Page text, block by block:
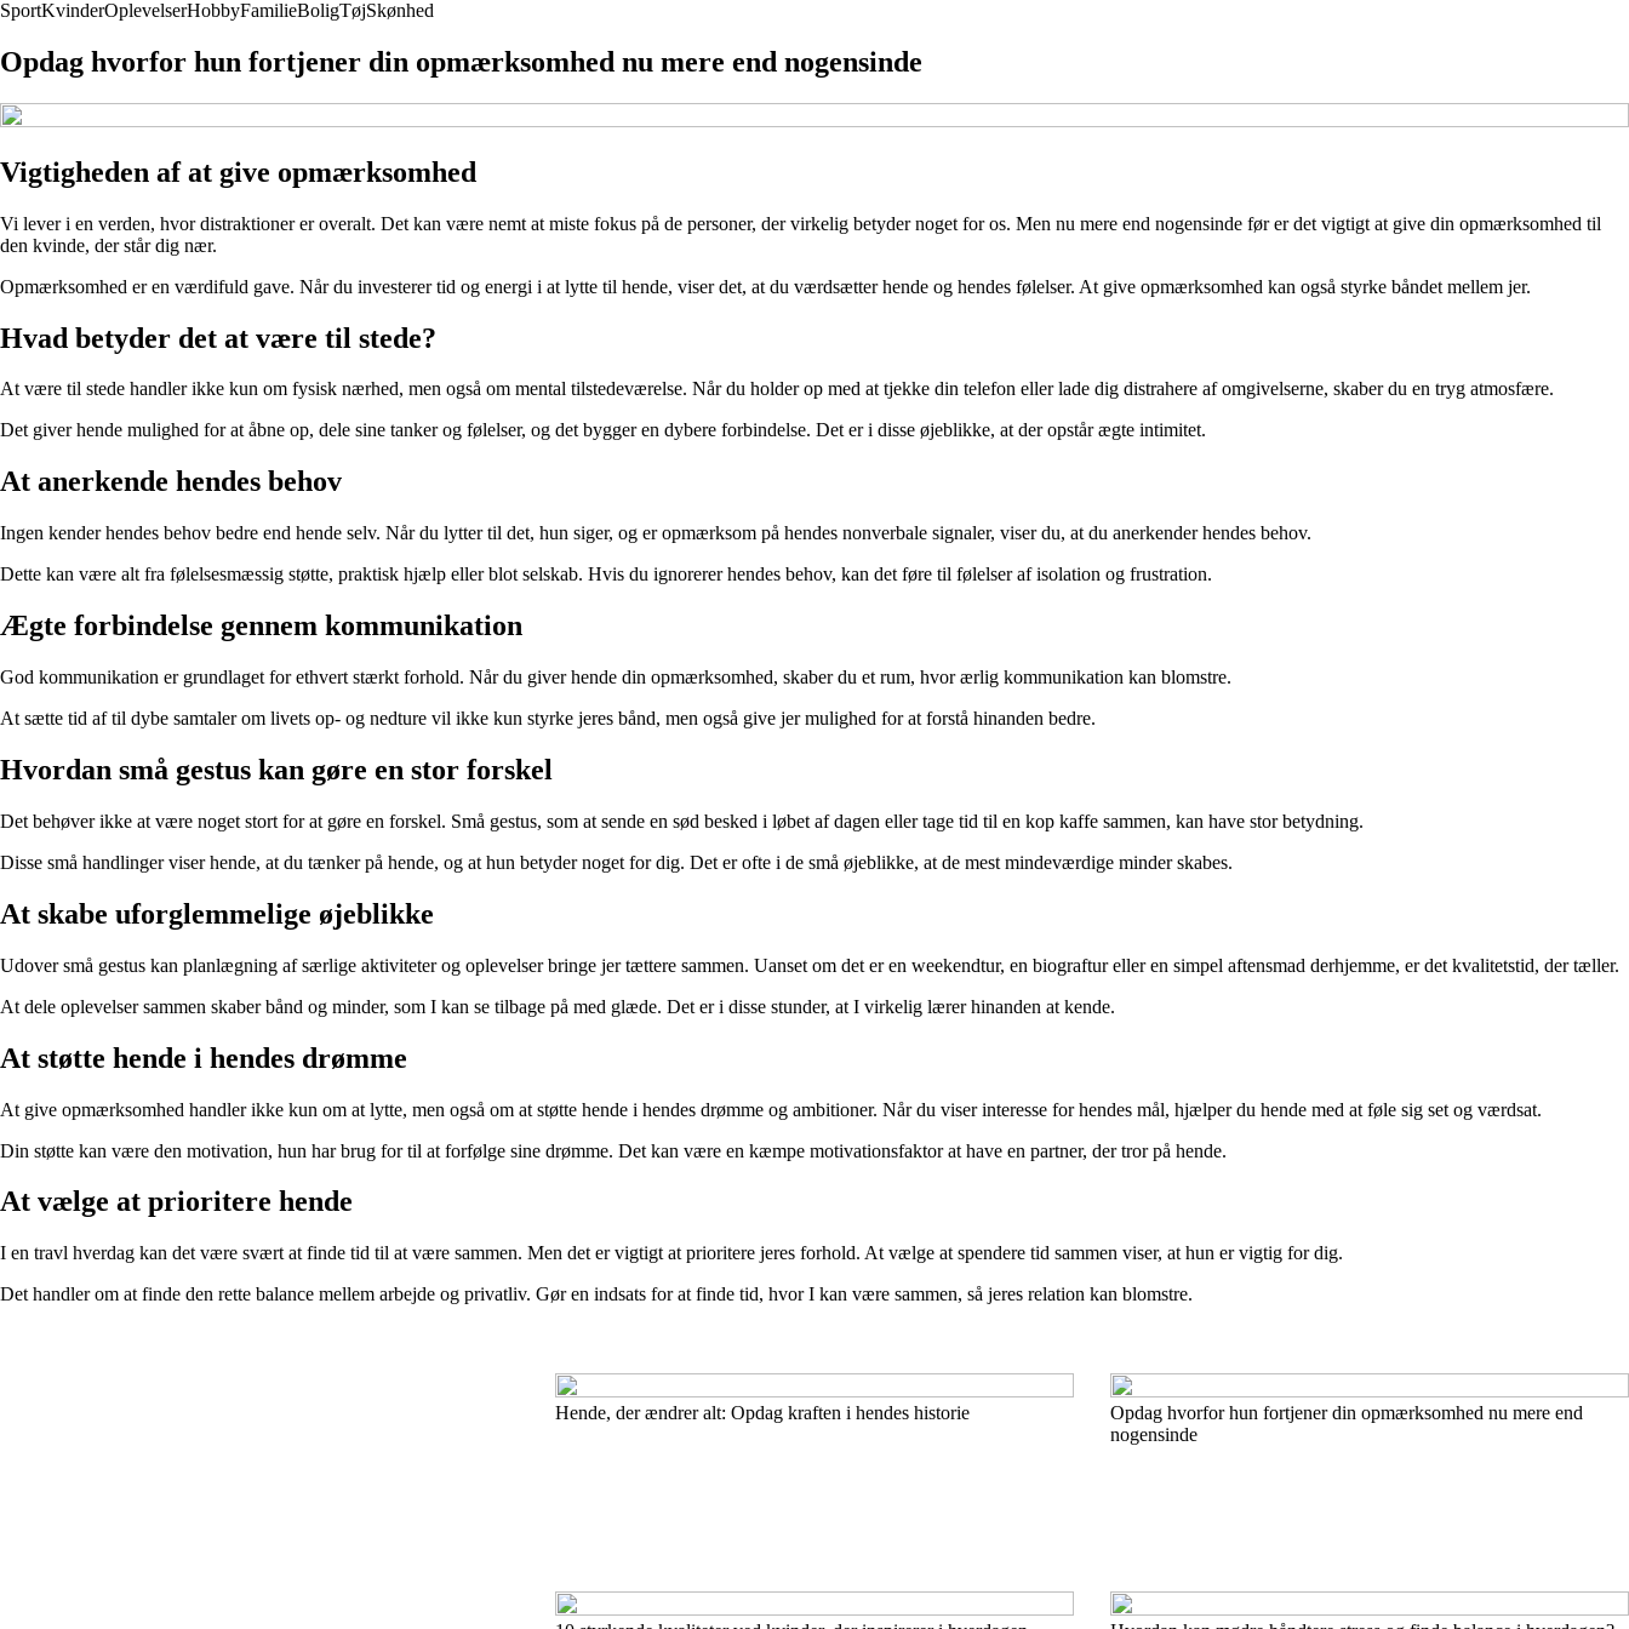
SportKvinderOplevelserHobbyFamilieBoligTøjSkønhed
Opdag hvorfor hun fortjener din opmærksomhed nu mere end nogensinde
Vigtigheden af at give opmærksomhed
Vi lever i en verden, hvor distraktioner er overalt. Det kan være nemt at miste fokus på de personer, der virkelig betyder noget for os. Men nu mere end nogensinde før er det vigtigt at give din opmærksomhed til
den kvinde, der står dig nær.
Opmærksomhed er en værdifuld gave. Når du investerer tid og energi i at lytte til hende, viser det, at du værdsætter hende og hendes følelser. At give opmærksomhed kan også styrke båndet mellem jer.
Hvad betyder det at være til stede?
At være til stede handler ikke kun om fysisk nærhed, men også om mental tilstedeværelse. Når du holder op med at tjekke din telefon eller lade dig distrahere af omgivelserne, skaber du en tryg atmosfære.
Det giver hende mulighed for at åbne op, dele sine tanker og følelser, og det bygger en dybere forbindelse. Det er i disse øjeblikke, at der opstår ægte intimitet.
At anerkende hendes behov
Ingen kender hendes behov bedre end hende selv. Når du lytter til det, hun siger, og er opmærksom på hendes nonverbale signaler, viser du, at du anerkender hendes behov.
Dette kan være alt fra følelsesmæssig støtte, praktisk hjælp eller blot selskab. Hvis du ignorerer hendes behov, kan det føre til følelser af isolation og frustration.
Ægte forbindelse gennem kommunikation
God kommunikation er grundlaget for ethvert stærkt forhold. Når du giver hende din opmærksomhed, skaber du et rum, hvor ærlig kommunikation kan blomstre.
At sætte tid af til dybe samtaler om livets op- og nedture vil ikke kun styrke jeres bånd, men også give jer mulighed for at forstå hinanden bedre.
Hvordan små gestus kan gøre en stor forskel
Det behøver ikke at være noget stort for at gøre en forskel. Små gestus, som at sende en sød besked i løbet af dagen eller tage tid til en kop kaffe sammen, kan have stor betydning.
Disse små handlinger viser hende, at du tænker på hende, og at hun betyder noget for dig. Det er ofte i de små øjeblikke, at de mest mindeværdige minder skabes.
At skabe uforglemmelige øjeblikke
Udover små gestus kan planlægning af særlige aktiviteter og oplevelser bringe jer tættere sammen. Uanset om det er en weekendtur, en biograftur eller en simpel aftensmad derhjemme, er det kvalitetstid, der tæller.
At dele oplevelser sammen skaber bånd og minder, som I kan se tilbage på med glæde. Det er i disse stunder, at I virkelig lærer hinanden at kende.
At støtte hende i hendes drømme
At give opmærksomhed handler ikke kun om at lytte, men også om at støtte hende i hendes drømme og ambitioner. Når du viser interesse for hendes mål, hjælper du hende med at føle sig set og værdsat.
Din støtte kan være den motivation, hun har brug for til at forfølge sine drømme. Det kan være en kæmpe motivationsfaktor at have en partner, der tror på hende.
At vælge at prioritere hende
I en travl hverdag kan det være svært at finde tid til at være sammen. Men det er vigtigt at prioritere jeres forhold. At vælge at spendere tid sammen viser, at hun er vigtig for dig.
Det handler om at finde den rette balance mellem arbejde og privatliv. Gør en indsats for at finde tid, hvor I kan være sammen, så jeres relation kan blomstre.
Hende, der ændrer alt: Opdag kraften i hendes historie
Opdag hvorfor hun fortjener din opmærksomhed nu mere end
nogensinde